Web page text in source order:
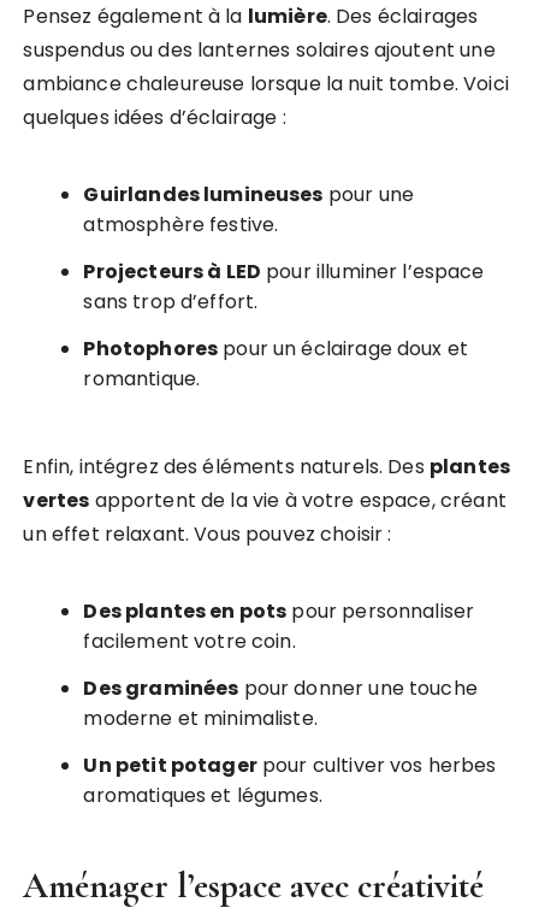
Pensez également à la lumière. Des éclairages
suspendus ou des lanternes solaires ajoutent une
ambiance chaleureuse lorsque la nuit tombe. Voici
quelques idées d’éclairage :
Guirlandes lumineuses pour une
atmosphère festive.
Projecteurs à LED pour illuminer l’espace
sans trop d’effort.
Photophores pour un éclairage doux et
romantique.
Enfin, intégrez des éléments naturels. Des plantes
vertes apportent de la vie à votre espace, créant
un effet relaxant. Vous pouvez choisir :
Des plantes en pots pour personnaliser
facilement votre coin.
Des graminées pour donner une touche
moderne et minimaliste.
Un petit potagerpour cultiver vos herbes
aromatiques et légumes.
Aménager l’espace avec créativité